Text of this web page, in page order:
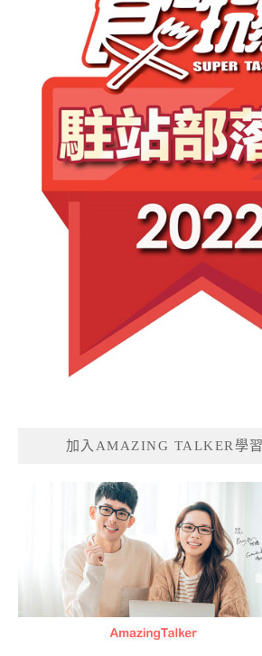
加入AMAZING TALKER學習